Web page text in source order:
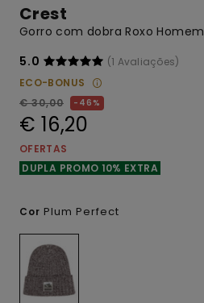
Crest
Gorro com dobra Roxo Homem
5.0
(1 Avaliações)
ECO-BONUS
€ 30,00
46%
€ 16,20
OFERTAS
DUPLA PROMO 10% EXTRA
Cor Plum Perfect